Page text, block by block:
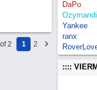
2 1 2
DaPo
Yankee
ranx
::::